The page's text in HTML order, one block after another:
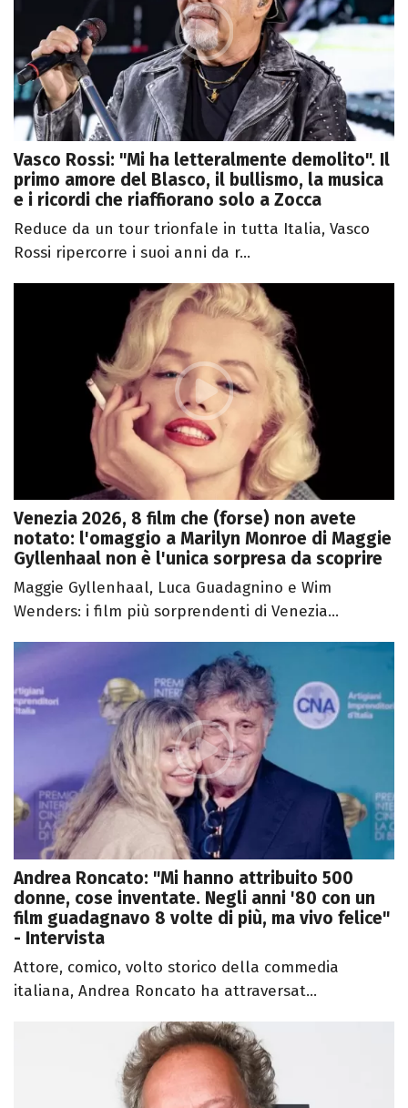
Vasco Rossi: "Mi ha letteralmente demolito". Il
primo amore del Blasco, il bullismo, la musica
e i ricordi che riaffiorano solo a Zocca
Reduce da un tour trionfale in tutta Italia, Vasco
Rossi ripercorre i suoi anni da r...
Venezia 2026, 8 film che (forse) non avete
notato: l'omaggio a Marilyn Monroe di Maggie
Gyllenhaal non è l'unica sorpresa da scoprire
Maggie Gyllenhaal, Luca Guadagnino e Wim
Wenders: i film più sorprendenti di Venezia...
Andrea Roncato: "Mi hanno attribuito 500
donne, cose inventate. Negli anni '80 con un
film guadagnavo 8 volte di più, ma vivo felice"
- Intervista
Attore, comico, volto storico della commedia
italiana, Andrea Roncato ha attraversat...